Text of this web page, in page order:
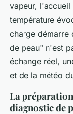
vapeur, l'accueil
température
charge démarre
de peau" n'est
échange réel,
et de la météo
La
diagnostic de